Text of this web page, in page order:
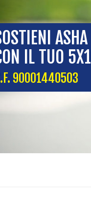
IL TUO
90001440503